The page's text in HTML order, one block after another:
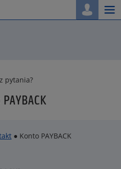
pytania?
● Konto PAYBACK